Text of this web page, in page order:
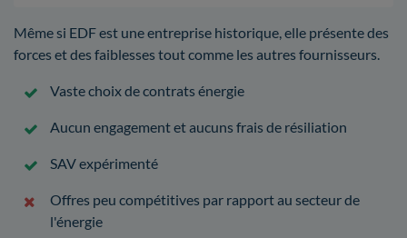
Même si EDF est une entreprise historique, elle présente des
forces et des faiblesses tout comme les autres fournisseurs.
Vaste choix de contrats énergie
Aucun engagement et aucuns frais de résiliation
SAV expérimenté
Offres peu compétitives par rapport au secteur de
l'énergie